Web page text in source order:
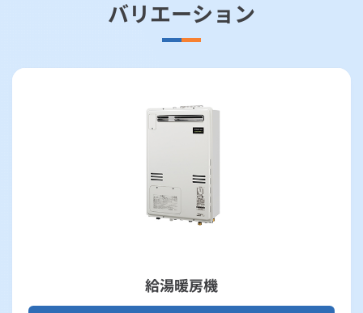
バリエーション
給湯暖房機